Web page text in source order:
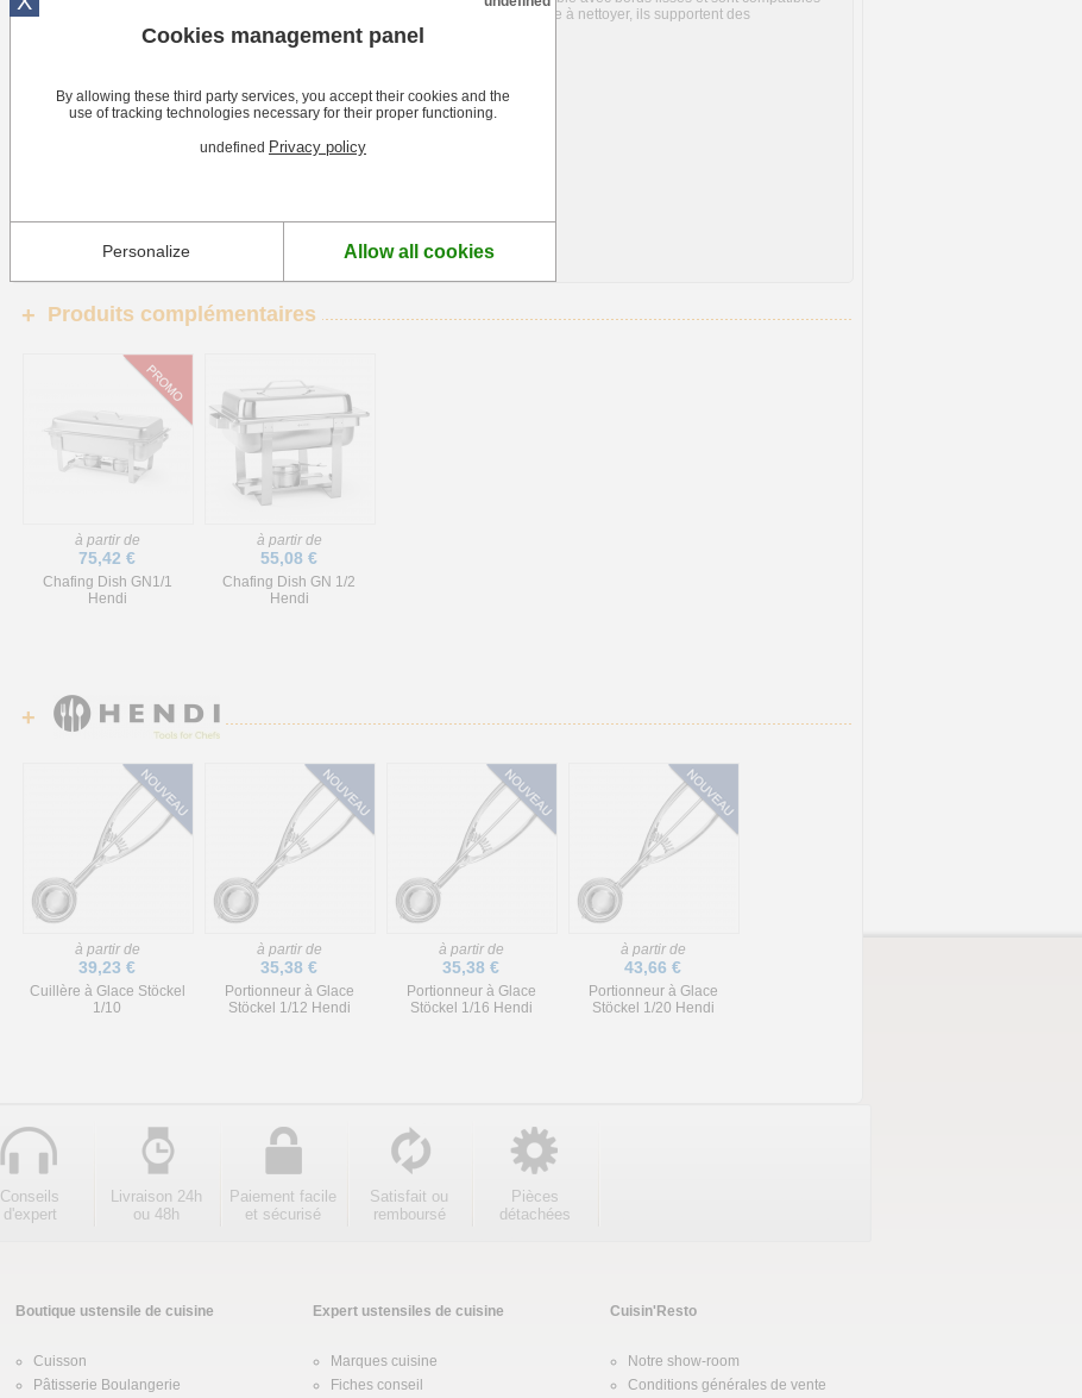
avec les fours à convection, réfrigérateurs, bains-marie, chafing dishes... Très facile à nettoyer, ils supportent des
températures comprises entre -40°C et +300°C.
- Inox 201.
- Poignées.
- Températures : -40°C à +300°C.
+ Produits complémentaires
à partir de
75,42 €
Chafing Dish GN1/1
Hendi
à partir de
55,08 €
Chafing Dish GN 1/2
Hendi
+
à partir de
39,23 €
Cuillère à Glace Stöckel
1/10
à partir de
35,38 €
Portionneur à Glace
Stöckel 1/12 Hendi
à partir de
35,38 €
Portionneur à Glace
Stöckel 1/16 Hendi
à partir de
43,66 €
Portionneur à Glace
Stöckel 1/20 Hendi
Conseils
d'expert
Livraison 24h
ou 48h
Paiement facile
et sécurisé
Satisfait ou
remboursé
Pièces
détachées
Boutique ustensile de cuisine
Cuisson
Pâtisserie Boulangerie
Expert ustensiles de cuisine
Marques cuisine
Fiches conseil
Cuisin'Resto
Notre show-room
Conditions générales de vente
Cookies management panel
By allowing these third party services, you accept their cookies and the
use of tracking technologies necessary for their proper functioning.
undefined Privacy policy
Personalize Allow all cookies